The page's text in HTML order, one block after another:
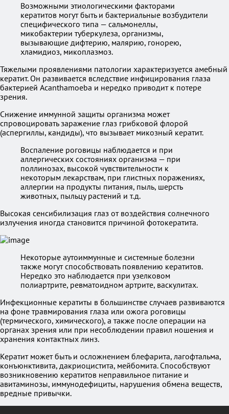
Возможными этиологическими факторами
кератитов могут быть и бактериальные возбудители
специфического типа — сальмонеллы,
микобактерии туберкулеза, организмы,
вызывающие дифтерию, малярию, гонорею,
хламидиоз, микоплазмоз.
Тяжелыми проявлениями патологии характеризуется амебный
кератит. Он развивается вследствие инфицирования глаза
бактерией Acanthamoeba и нередко приводит к потере
зрения.
Снижение иммунной защиты организма может
спровоцировать заражение глаз грибковой флорой
(аспергиллы, кандиды), что вызывает микозный кератит.
Воспаление роговицы наблюдается и при
аллергических состояниях организма — при
поллинозах, высокой чувствительности к
некоторым лекарствам, при глистных поражениях,
аллергии на продукты питания, пыль, шерсть
животных, пыльцу растений и т.д.
Высокая сенсибилизация глаз от воздействия солнечного
излучения иногда становится причиной фотокератита.
Некоторые аутоиммунные и системные болезни
также могут способствовать появлению кератитов.
Нередко это наблюдается при узелковом
полиартрите, ревматоидном артрите, васкулитах.
Инфекционные кератиты в большинстве случаев развиваются
на фоне травмирования глаза или ожога роговицы
(термического, химического), а также после операции на
органах зрения или при несоблюдении правил ношения и
хранения контактных линз.
Кератит может быть и осложнением блефарита, лагофтальма,
конъюнктивита, дакриоцистита, мейбомита. Способствуют
возникновению кератитов неправильное питание и
авитаминозы, иммунодефициты, нарушения обмена веществ,
вредные привычки.